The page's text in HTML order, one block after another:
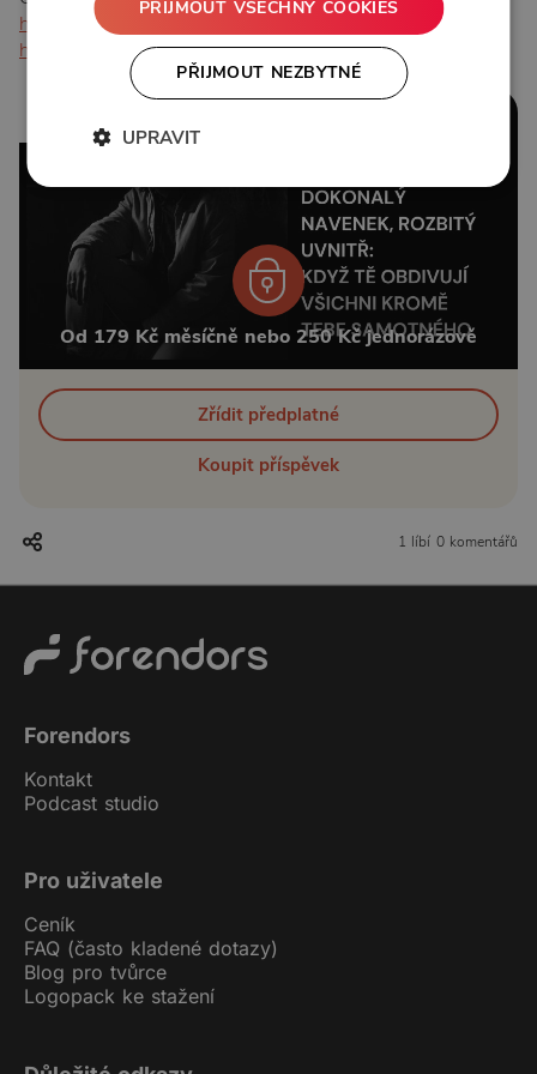
https://www.instagram.com/_mystik_art_/
https://www.mystikart.cz
Od 179 Kč měsíčně nebo 250 Kč jednorázově
Zřídit předplatné
Koupit příspěvek
1 líbí 0 komentářů
Forendors
Kontakt
Podcast studio
Pro uživatele
Ceník
FAQ (často kladené dotazy)
Blog pro tvůrce
Logopack ke stažení
PŘIJMOUT VŠECHNY COOKIES
PŘIJMOUT NEZBYTNÉ
UPRAVIT